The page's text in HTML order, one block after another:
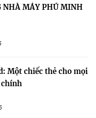
NHÀ MÁY PHÚ MINH
Một chiếc thẻ cho mọi